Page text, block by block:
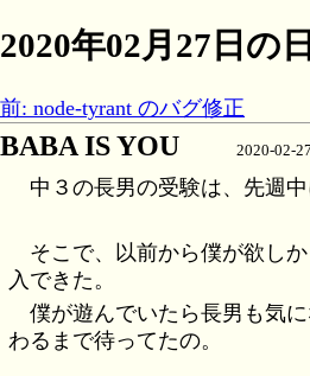
2020年02月27日の
前: node-tyrant のバグ修正
BABA IS YOU 2020-02-
中３の長男の受験は、先週中
そこで、以前から僕が欲し
入できた。
僕が遊んでいたら長男も気
わるまで待ってたの。